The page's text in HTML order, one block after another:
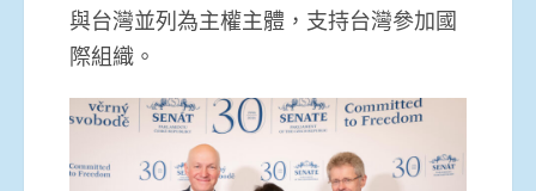
與台灣並列為主權主體，支持台灣參加國
際組織。